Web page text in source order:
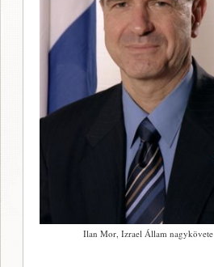
Ilan Mor, Izrael Állam nagykövete